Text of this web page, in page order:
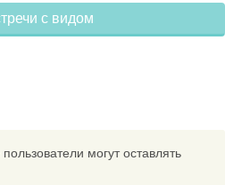
с видом
могут оставлять